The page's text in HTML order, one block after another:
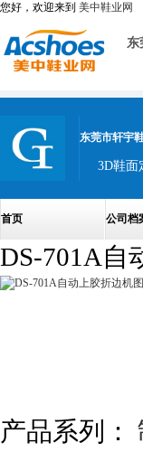
您好，欢迎来到 美中鞋业网
东
东莞市轩宇
3D鞋面
首页 公司档
DS-701A自
产品系列：